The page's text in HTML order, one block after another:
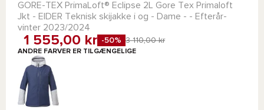
GORE-TEX PrimaLoft® Eclipse 2L Gore Tex Primaloft
Jkt - EIDER Teknisk skijakke i og - Dame - - Efterår-
vinter 2023/2024
1 555,00 kr -50% 3 110,00 kr
ANDRE FARVER ER TILGÆNGELIGE